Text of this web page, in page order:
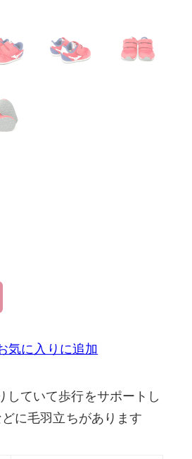
気に入りに追加
していて歩行をサポートし
に毛羽立ちがあります